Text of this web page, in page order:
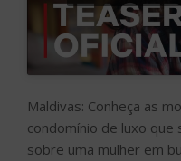
Maldivas: Conheça as
condomínio de luxo
sobre uma mulher em